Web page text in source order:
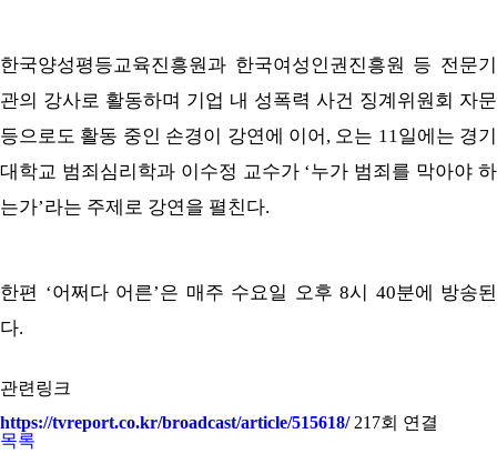
한국양성평등교육진흥원과 한국여성인권진흥원 등 전문기
관의 강사로 활동하며 기업 내 성폭력 사건 징계위원회 자문
등으로도 활동 중인 손경이 강연에 이어, 오는 11일에는 경기
대학교 범죄심리학과 이수정 교수가 ‘누가 범죄를 막아야 하
는가’라는 주제로 강연을 펼친다.
한편 ‘어쩌다 어른’은 매주 수요일 오후 8시 40분에 방송된
다.
관련링크
https://tvreport.co.kr/broadcast/article/515618/ 217회 연결
목록